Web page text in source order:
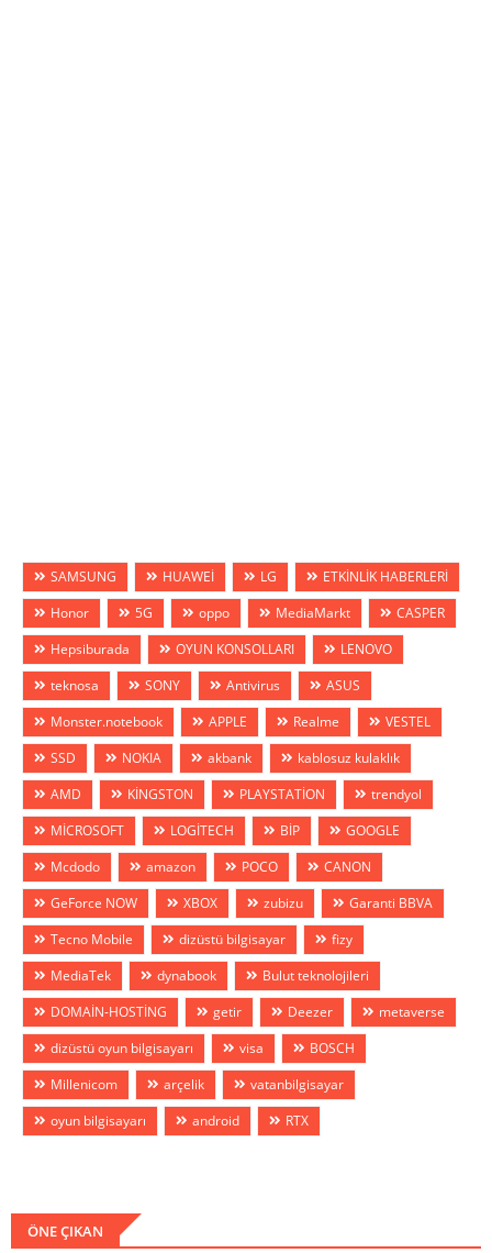
SAMSUNG HUAWEİ LG
ETKİNLİK HABERLERİ
Honor
5G oppo MediaMarkt
CASPER
Hepsiburada
OYUN KONSOLLARI
LENOVO
teknosa
SONY Antivirus
ASUS
Monster.notebook
APPLE Realme
VESTEL
SSD
NOKIA akbank
kablosuz kulaklık
AMD
KİNGSTON PLAYSTATİON
trendyol
MİCROSOFT
LOGİTECH BİP
GOOGLE
Mcdodo
amazon POCO
CANON
GeForce NOW
XBOX zubizu
Garanti BBVA
Tecno Mobile
dizüstü bilgisayar
fizy
MediaTek
dynabook
Bulut teknolojileri
DOMAİN-HOSTİNG
getir Deezer
metaverse
dizüstü oyun bilgisayarı
visa
BOSCH
Millenicom
arçelik
vatanbilgisayar
oyun bilgisayarı
android RTX
ÖNE ÇIKAN